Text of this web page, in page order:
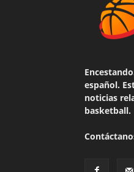
español.
noticias
basketball.